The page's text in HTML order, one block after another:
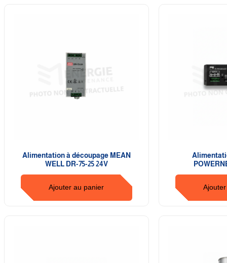
Alimentation à découpage MEAN
WELL DR-75-25 24V
Ajouter au panier